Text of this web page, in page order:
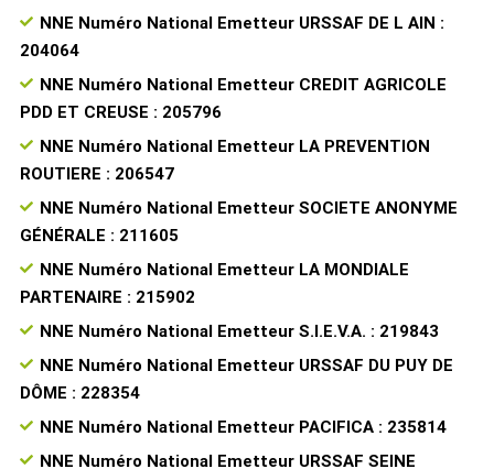
NNE Numéro National Emetteur URSSAF DE L AIN :
204064
NNE Numéro National Emetteur CREDIT AGRICOLE
PDD ET CREUSE : 205796
NNE Numéro National Emetteur LA PREVENTION
ROUTIERE : 206547
NNE Numéro National Emetteur SOCIETE ANONYME
GÉNÉRALE : 211605
NNE Numéro National Emetteur LA MONDIALE
PARTENAIRE : 215902
NNE Numéro National Emetteur S.I.E.V.A. : 219843
NNE Numéro National Emetteur URSSAF DU PUY DE
DÔME : 228354
NNE Numéro National Emetteur PACIFICA : 235814
NNE Numéro National Emetteur URSSAF SEINE